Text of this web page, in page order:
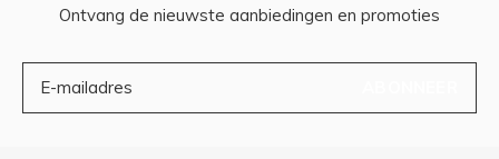
Ontvang de nieuwste aanbiedingen en promoties